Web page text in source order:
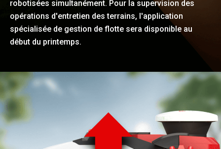
robotisées simultanément. Pour la supervision des
opérations d'entretien des terrains, l'application
spécialisée de gestion de flotte sera disponible au
début du printemps.